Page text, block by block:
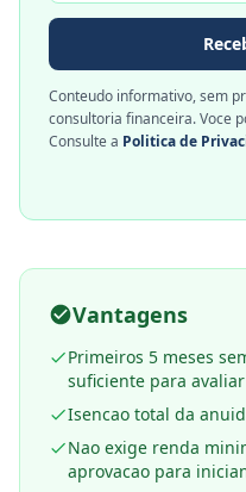
Conteudo informativo, sem
consultoria financeira. Voce
Consulte a Politica de
Vantagens
Primeiros 5 meses
suficiente para
Isencao total da
Nao exige renda
aprovacao para